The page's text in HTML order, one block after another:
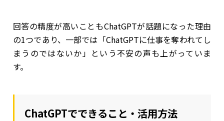
回答の精度が高いこともChatGPTが話題になった理由
の1つであり、一部では「ChatGPTに仕事を奪われてし
まうのではないか」という不安の声も上がっていま
す。
ChatGPTでできること・活用方法